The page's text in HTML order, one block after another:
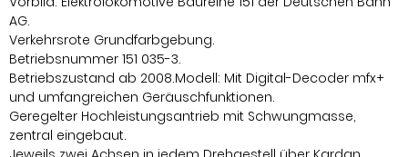
AG.
Verkehrsrote Grundfarbgebung.
Betriebsnummer 151 035-3.
Betriebszustand ab 2008.Modell: Mit Digital-Decoder mfx+
und umfangreichen Geräuschfunktionen.
Geregelter Hochleistungsantrieb mit Schwungmasse,
zentral eingebaut.